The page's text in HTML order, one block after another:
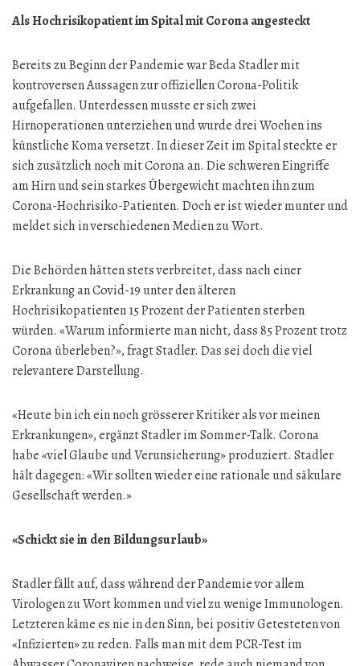
Als Hochrisikopatient im Spital mit Corona angesteckt
Bereits zu Beginn der Pandemie war Beda Stadler mit
kontroversen Aussagen zur offiziellen Corona-Politik
aufgefallen. Unterdessen musste er sich zwei
Hirnoperationen unterziehen und wurde drei Wochen ins
künstliche Koma versetzt. In dieser Zeit im Spital steckte er
sich zusätzlich noch mit Corona an. Die schweren Eingriffe
am Hirn und sein starkes Übergewicht machten ihn zum
Corona-Hochrisiko-Patienten. Doch er ist wieder munter und
meldet sich in verschiedenen Medien zu Wort.
Die Behörden hätten stets verbreitet, dass nach einer
Erkrankung an Covid-19 unter den älteren
Hochrisikopatienten 15 Prozent der Patienten sterben
würden. «Warum informierte man nicht, dass 85 Prozent trotz
Corona überleben?», fragt Stadler. Das sei doch die viel
relevantere Darstellung.
«Heute bin ich ein noch grösserer Kritiker als vor meinen
Erkrankungen», ergänzt Stadler im Sommer-Talk. Corona
habe «viel Glaube und Verunsicherung» produziert. Stadler
hält dagegen: «Wir sollten wieder eine rationale und säkulare
Gesellschaft werden.»
«Schickt sie in den Bildungsurlaub»
Stadler fällt auf, dass während der Pandemie vor allem
Virologen zu Wort kommen und viel zu wenige Immunologen.
Letzteren käme es nie in den Sinn, bei positiv Getesteten von
«Infizierten» zu reden. Falls man mit dem PCR-Test im